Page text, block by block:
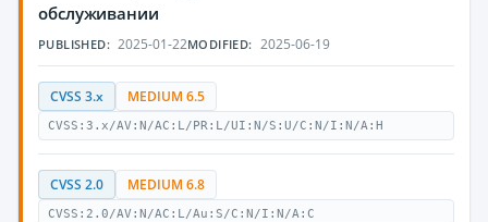
обслуживании
PUBLISHED: 2025-01-22MODIFIED: 2025-06-19
CVSS 3.x MEDIUM 6.5
CVSS:3.x/AV:N/AC:L/PR:L/UI:N/S:U/C:N/I:N/A:H
CVSS 2.0 MEDIUM 6.8
CVSS:2.0/AV:N/AC:L/Au:S/C:N/I:N/A:C